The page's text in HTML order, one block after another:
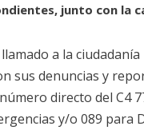
junto con la
a la ciudadanía
sus denuncias y
directo del C4
y/o 089 para